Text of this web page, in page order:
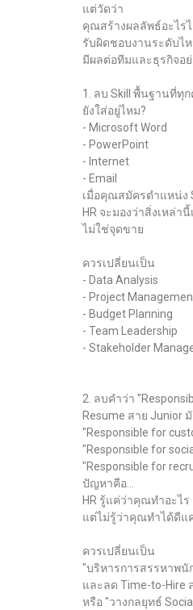
แต่วัดว่า
คุณสร้างผลลัพธ์อะไร
รับผิดชอบงานระดับไ
มีผลต่อทีมและธุรกิจอย่
1. ลบ Skill พื้นฐานที่ทุ
ยังใส่อยู่ไหม?
- Microsoft Word
- PowerPoint
- Internet
- Email
เมื่อคุณสมัครตำแหน่ง
HR จะมองว่าสิ่งเหล่า
ไม่ใช่จุดขาย
ควรเปลี่ยนเป็น
- Data Analysis
- Project
- Budget Planning
- Team Leadership
- Stakeholder
2. ลบคำว่า
Resume สาย Junior
"Responsible for
"Responsible for
"Responsible for
ปัญหาคือ...
HR รู้แค่ว่าคุณทำอะไร
แต่ไม่รู้ว่าคุณทำได้ดีแ
ควรเปลี่ยนเป็น
"บริหารการสรรหาพนั
และลด Time-to-Hire
หรือ "วางกลยุทธ์